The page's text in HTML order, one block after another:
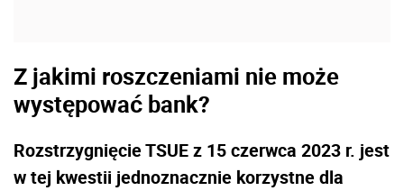
Z jakimi roszczeniami nie może
występować bank?
Rozstrzygnięcie TSUE z 15 czerwca 2023 r. jest
w tej kwestii jednoznacznie korzystne dla